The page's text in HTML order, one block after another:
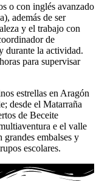
o con inglés avanzado
además de ser
y el trabajo con
de
durante la actividad.
para supervisar
estrellas en Aragón
desde el Matarraña
de Beceite
e el valle
embalses y
escolares.